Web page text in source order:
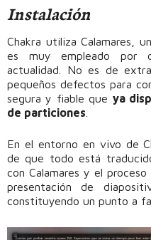
Instalación
Chakra utiliza Calamares, un
es muy empleado por
actualidad. No es de
pequeños defectos para
segura y fiable que ya
de particiones
En el entorno en vivo de
de que todo está
con Calamares y el
presentación de
constituyendo un punto a